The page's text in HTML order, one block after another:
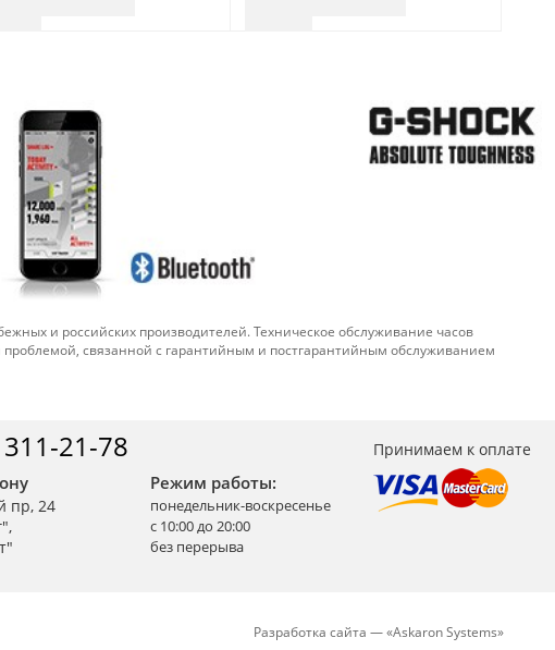
и российских производителей. Техническое обслуживание часов
связанной с гарантийным и постгарантийным обслуживанием
21-78
Режим работы:
понедельник-воскресенье
с 10:00 до 20:00
без перерыва
пр, 24
Принимаем к оплате
Разработка сайта —«Askaron Systems»